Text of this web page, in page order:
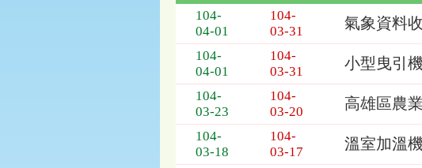
採
表，
位
104-
04-01
104-
03-31
氣象資料
104-
04-01
104-
03-31
小型曳引
104-
03-23
104-
03-20
高雄區農
104-
03-18
104-
03-17
溫室加溫